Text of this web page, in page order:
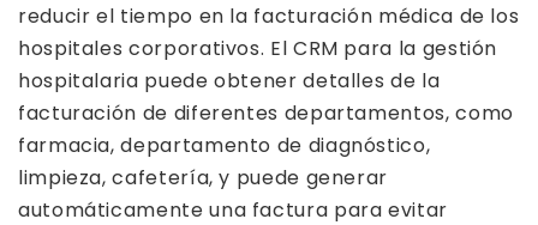
reducir el tiempo en la facturación médica de los
hospitales corporativos. El CRM para la gestión
hospitalaria puede obtener detalles de la
facturación de diferentes departamentos, como
farmacia, departamento de diagnóstico,
limpieza, cafetería, y puede generar
automáticamente una factura para evitar